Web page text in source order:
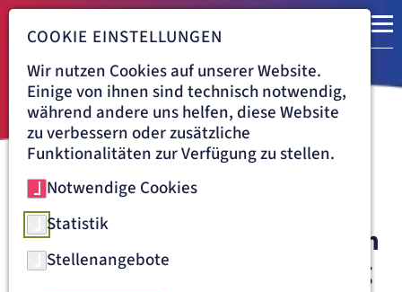
Navigationspfad
LORETTO-KRANKENHAUS FREIBURG
KLINISCHE ETHIKBERATUNG
Die klinische Ethikberatung am
Loretto-Krankenhaus Freiburg
COOKIE EINSTELLUNGEN
Wir nutzen Cookies auf unserer Website.
Einige von ihnen sind technisch notwendig,
während andere uns helfen, diese Website
zu verbessern oder zusätzliche
Funktionalitäten zur Verfügung zu stellen.
Notwendige Cookies
Statistik
Stellenangebote